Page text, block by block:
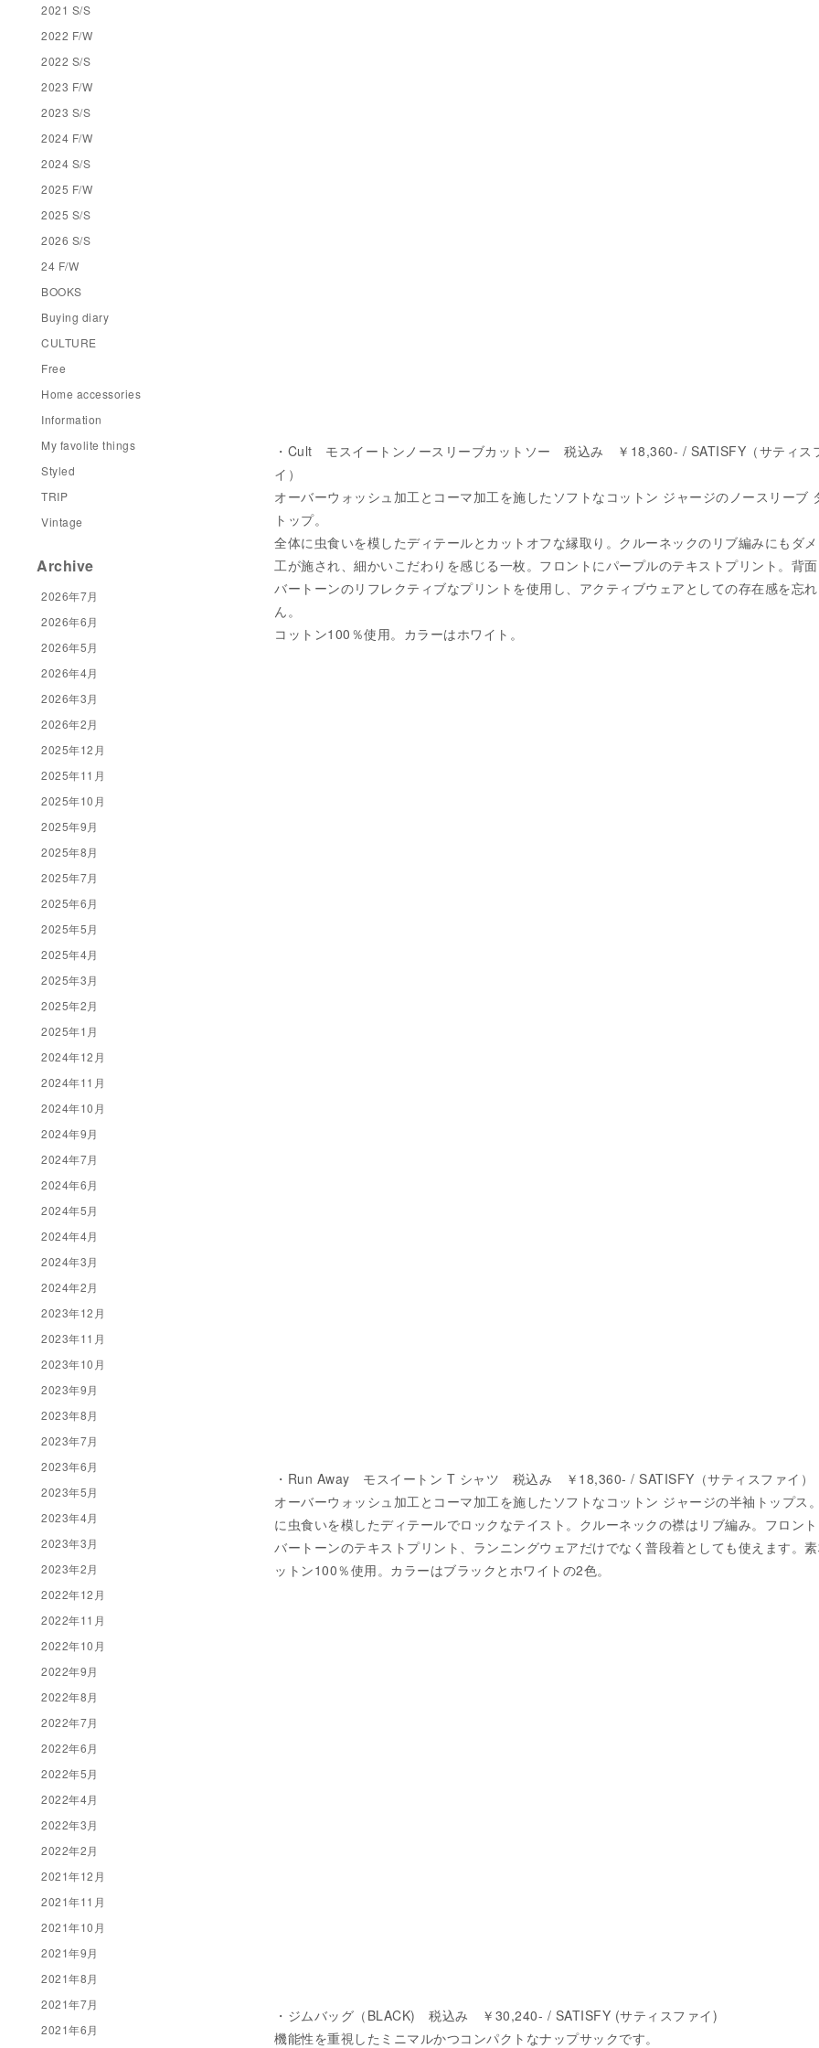
・Cult モスイートンノースリーブカットソー 税込み ￥18,360- / SATISFY（サティス
イ）
オーバーウォッシュ加工とコーマ加工を施したソフトなコットン ジャージのノースリーブ
トップ。
全体に虫食いを模したディテールとカットオフな縁取り。クルーネックのリブ編みにもダ
工が施され、細かいこだわりを感じる一枚。フロントにパープルのテキストプリント。背
バートーンのリフレクティブなプリントを使用し、アクティブウェアとしての存在感を忘
ん。
コットン100％使用。カラーはホワイト。
・Run Away モスイートン T シャツ 税込み ￥18,360- / SATISFY（サティスファイ）
オーバーウォッシュ加工とコーマ加工を施したソフトなコットン ジャージの半袖トップス
に虫食いを模したディテールでロックなテイスト。クルーネックの襟はリブ編み。フロン
バートーンのテキストプリント、ランニングウェアだけでなく普段着としても使えます。
ットン100％使用。カラーはブラックとホワイトの2色。
・ジムバッグ（BLACK) 税込み ￥30,240- / SATISFY (サティスファイ)
機能性を重視したミニマルかつコンパクトなナップサックです。
2021 S/S
2022 F/W
2022 S/S
2023 F/W
2023 S/S
2024 F/W
2024 S/S
2025 F/W
2025 S/S
2026 S/S
24 F/W
BOOKS
Buying diary
CULTURE
Free
Home accessories
Information
My favolite things
Styled
TRIP
Vintage
Archive
2026年7月
2026年6月
2026年5月
2026年4月
2026年3月
2026年2月
2025年12月
2025年11月
2025年10月
2025年9月
2025年8月
2025年7月
2025年6月
2025年5月
2025年4月
2025年3月
2025年2月
2025年1月
2024年12月
2024年11月
2024年10月
2024年9月
2024年7月
2024年6月
2024年5月
2024年4月
2024年3月
2024年2月
2023年12月
2023年11月
2023年10月
2023年9月
2023年8月
2023年7月
2023年6月
2023年5月
2023年4月
2023年3月
2023年2月
2022年12月
2022年11月
2022年10月
2022年9月
2022年8月
2022年7月
2022年6月
2022年5月
2022年4月
2022年3月
2022年2月
2021年12月
2021年11月
2021年10月
2021年9月
2021年8月
2021年7月
2021年6月